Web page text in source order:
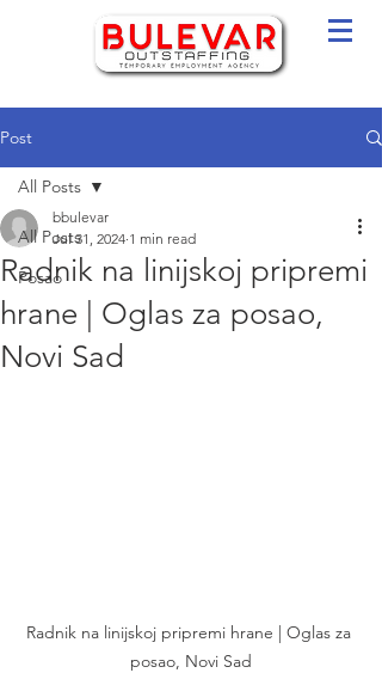
Post
All Posts
Posao
All Posts
Radnik na linijskoj pripremi
hrane | Oglas za posao,
Novi Sad
bbulevar
Jul 31, 2024 1 min read
Radnik na linijskoj pripremi hrane | Oglas za
posao, Novi Sad